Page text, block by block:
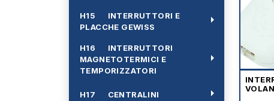
H15 INTERRUTTORI E
PLACCHE GEWISS
arrow_right
H16 INTERRUTTORI
MAGNETOTERMICI E
TEMPORIZZATORI
arrow_right
H17 CENTRALINI arrow_right